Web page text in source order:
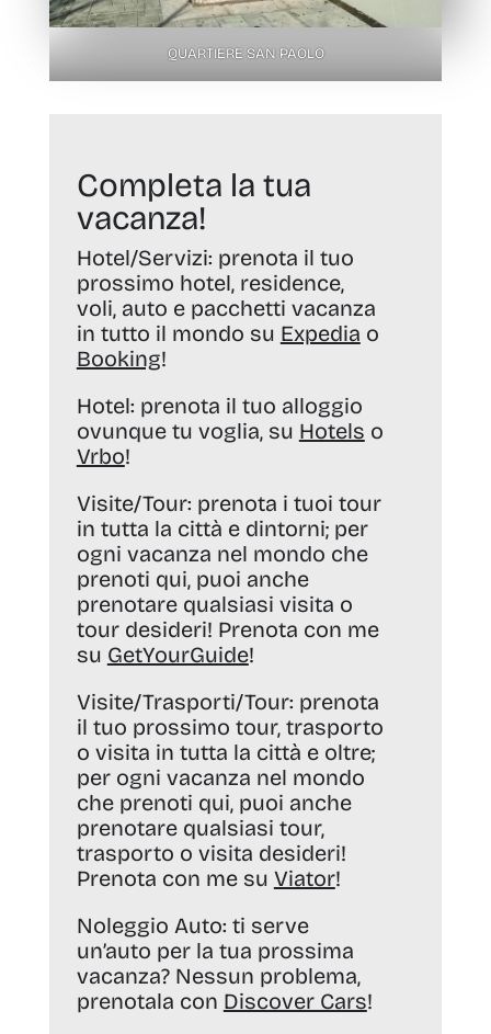
QUARTIERE SAN PAOLO
Completa la tua
vacanza!
Hotel/Servizi: prenota il tuo
prossimo hotel, residence,
voli, auto e pacchetti vacanza
in tutto il mondo su Expedia o
Booking!
Hotel: prenota il tuo alloggio
ovunque tu voglia, su Hotels o
Vrbo!
Visite/Tour: prenota i tuoi tour
in tutta la città e dintorni; per
ogni vacanza nel mondo che
prenoti qui, puoi anche
prenotare qualsiasi visita o
tour desideri! Prenota con me
su GetYourGuide!
Visite/Trasporti/Tour: prenota
il tuo prossimo tour, trasporto
o visita in tutta la città e oltre;
per ogni vacanza nel mondo
che prenoti qui, puoi anche
prenotare qualsiasi tour,
trasporto o visita desideri!
Prenota con me su Viator!
Noleggio Auto: ti serve
un’auto per la tua prossima
vacanza? Nessun problema,
prenotala con Discover Cars!